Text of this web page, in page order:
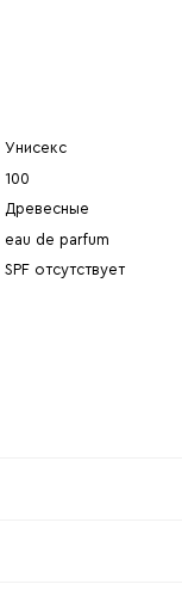
Унисекс
100
Древесные
eau de parfum
SPF отсутствует